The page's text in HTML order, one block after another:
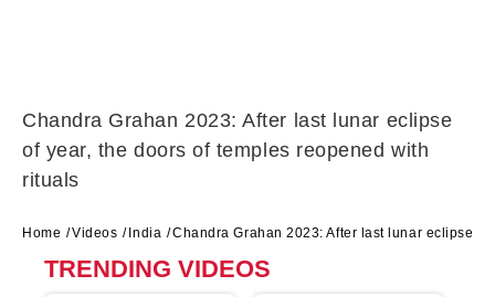
Chandra Grahan 2023: After last lunar eclipse
of year, the doors of temples reopened with
rituals
Home Videos India Chandra Grahan 2023: After last lunar eclipse
TRENDING VIDEOS